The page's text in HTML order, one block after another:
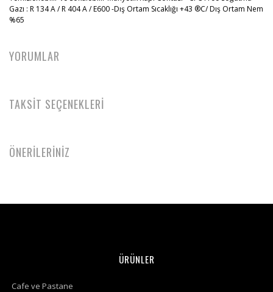
Gazı : R 134 A / R 404 A / E600 -Dış Ortam Sıcaklığı +43 ®C/ Dış Ortam Nem
%65
YORUMLAR
TAKSİT SEÇENEKLERİ
ÖNERİLERİNİZ
ÜRÜNLER
Cafe ve Pastane